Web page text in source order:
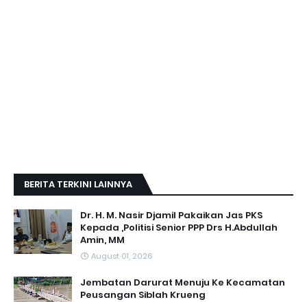
BERITA TERKINI LAINNYA
Dr. H. M. Nasir Djamil Pakaikan Jas PKS
Kepada ,Politisi Senior PPP Drs H.Abdullah
Amin, MM
August 01, 2026
Jembatan Darurat Menuju Ke Kecamatan
Peusangan Siblah Krueng